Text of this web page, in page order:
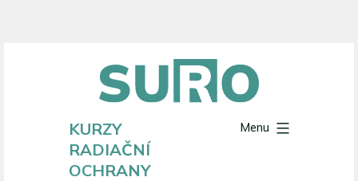
obsahu
KURZY
RADIAČNÍ
OCHRANY
Menu